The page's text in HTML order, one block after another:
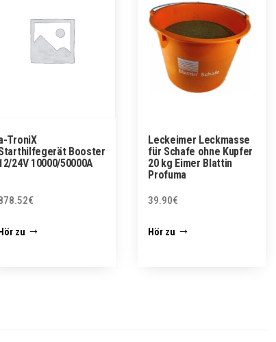
TroniX
Booster
24V 10000/50000A
€
Hör zu
Leckeimer Leckmasse
für Schafe ohne Kupfer
20 kg Eimer Blattin
Profuma
39.90€
Hör zu